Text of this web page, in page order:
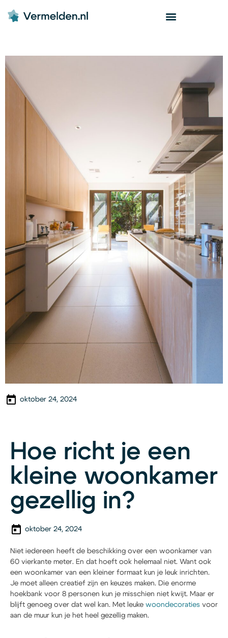
oktober 24, 2024
Hoe richt je een
kleine woonkamer
gezellig in?
oktober 24, 2024
Niet iedereen heeft de beschikking over een woonkamer van
60 vierkante meter. En dat hoeft ook helemaal niet. Want ook
een woonkamer van een kleiner formaat kun je leuk inrichten.
Je moet alleen creatief zijn en keuzes maken. Die enorme
hoekbank voor 8 personen kun je misschien niet kwijt. Maar er
blijft genoeg over dat wel kan. Met leuke woondecoraties voor
aan de muur kun je het heel gezellig maken.